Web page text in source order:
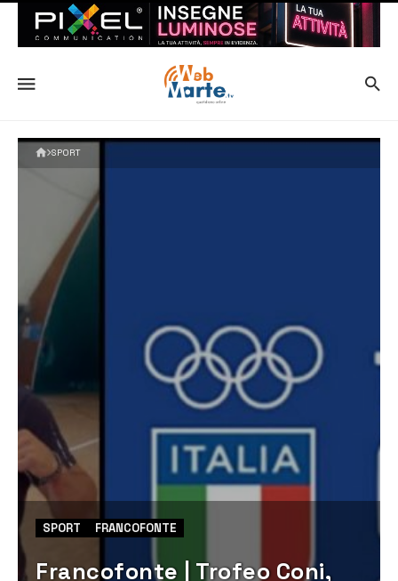
SPORT
SPORT FRANCOFONTE
Francofonte | Trofeo Coni,